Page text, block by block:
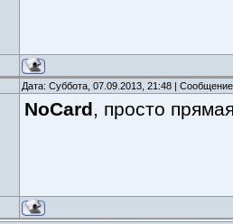
Дата: Суббота, 07.09.2013, 21:48 |
NoCard, просто